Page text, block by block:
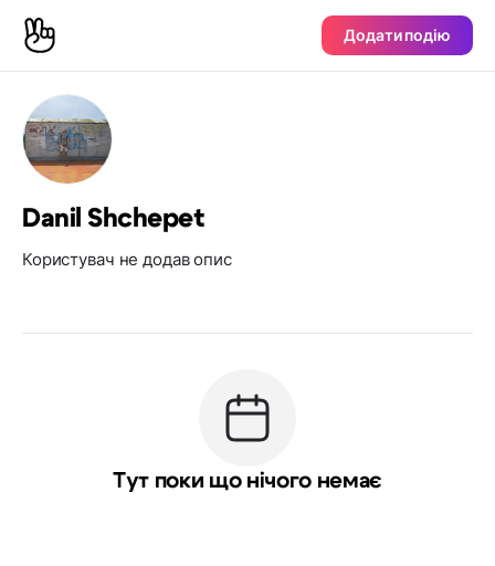
Додати подію
Danil Shchepet
Користувач не додав опис
Тут поки що нічого немає